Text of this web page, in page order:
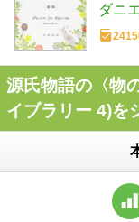
ダニ
源氏物語の〈物
イブラリー 4)を